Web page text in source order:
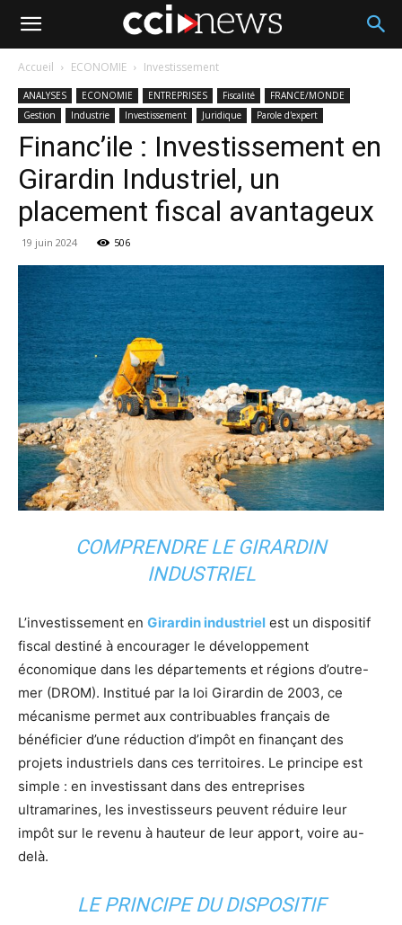
Accueil ECONOMIE Investissement
ANALYSES ECONOMIE ENTREPRISES Fiscalité
FRANCE/MONDE
Gestion
Industrie Investissement Juridique Parole d'expert
Financ’ile : Investissement en
Girardin Industriel, un
placement fiscal avantageux
19 juin 2024 506
COMPRENDRE LE GIRARDIN
INDUSTRIEL
L’investissement en Girardin industriel est un dispositif
fiscal destiné à encourager le développement
économique dans les départements et régions d’outre-
mer (DROM). Institué par la loi Girardin de 2003, ce
mécanisme permet aux contribuables français de
bénéficier d’une réduction d’impôt en finançant des
projets industriels dans ces territoires. Le principe est
simple : en investissant dans des entreprises
ultramarines, les investisseurs peuvent réduire leur
impôt sur le revenu à hauteur de leur apport, voire au-
delà.
LE PRINCIPE DU DISPOSITIF